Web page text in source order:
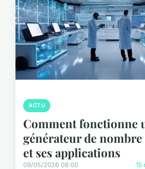
ACTU
Comment fonctionne
générateur de
et ses applications
09/05/2026 08:00 15